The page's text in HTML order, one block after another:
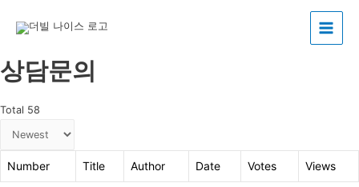
Main
상담문의
Total 58
Number Title Author Date Votes Views